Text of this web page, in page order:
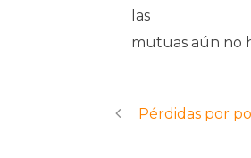
las
mutuas aún no
Pérdidas por